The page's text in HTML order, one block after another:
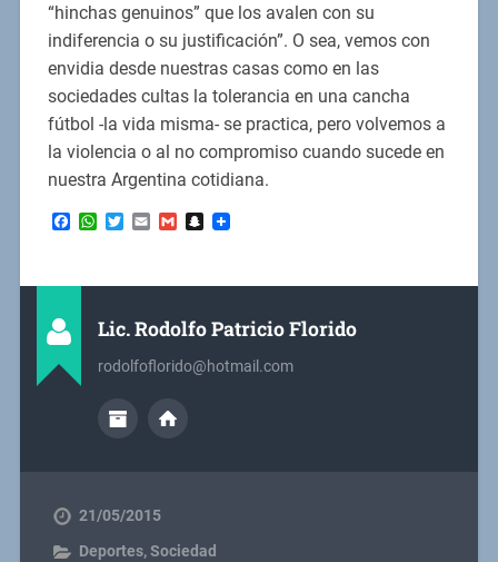
“hinchas genuinos” que los avalen con su
indiferencia o su justificación”. O sea, vemos con
envidia desde nuestras casas como en las
sociedades cultas la tolerancia en una cancha
fútbol -la vida misma- se practica, pero volvemos a
la violencia o al no compromiso cuando sucede en
nuestra Argentina cotidiana.
Facebook
WhatsApp
Twitter
EmailGmailSnapchat
Lic. Rodolfo Patricio Florido
rodolfoflorido@hotmail.com
21/05/2015
Deportes,Sociedad